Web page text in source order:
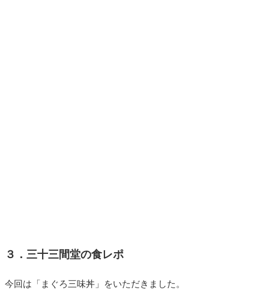
３．三十三間堂の食レポ
今回は「まぐろ三味丼」をいただきました。